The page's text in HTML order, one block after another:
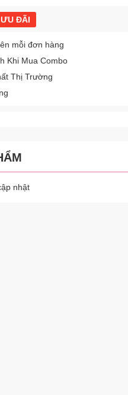
ƯU ĐÃI
mỗi đơn hàng
Khi Mua Combo
Thị Trường
nhật